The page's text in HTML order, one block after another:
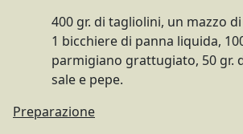
400 gr. di tagliolini, un mazzo
1 bicchiere di panna liquida,
parmigiano grattugiato, 50 gr.
sale e pepe.
Preparazione